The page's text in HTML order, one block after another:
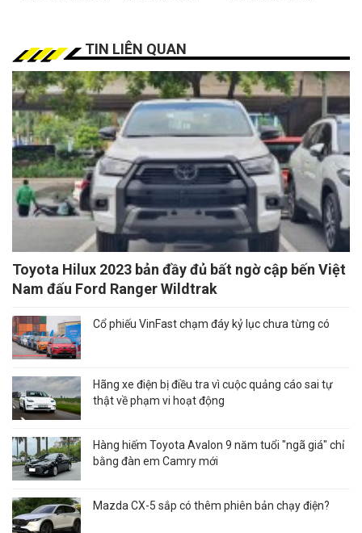
TIN LIÊN QUAN
Toyota Hilux 2023 bản đầy đủ bất ngờ cập bến Việt
Nam đấu Ford Ranger Wildtrak
Cổ phiếu VinFast chạm đáy kỷ lục chưa từng có
Hãng xe điện bị điều tra vì cuộc quảng cáo sai tự
thật về phạm vi hoạt động
Hàng hiếm Toyota Avalon 9 năm tuổi "ngã giá" chỉ
bằng đàn em Camry mới
Mazda CX-5 sắp có thêm phiên bản chạy điện?